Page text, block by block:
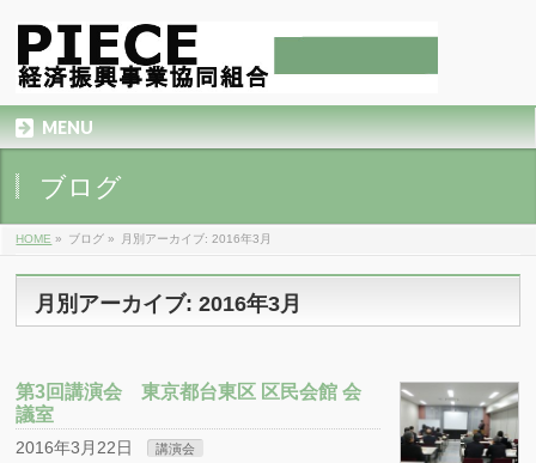
MENU
ブログ
HOME » ブログ » 月別アーカイブ: 2016年3月
月別アーカイブ: 2016年3月
第3回講演会 東京都台東区 区民会館 会
議室
2016年3月22日 講演会